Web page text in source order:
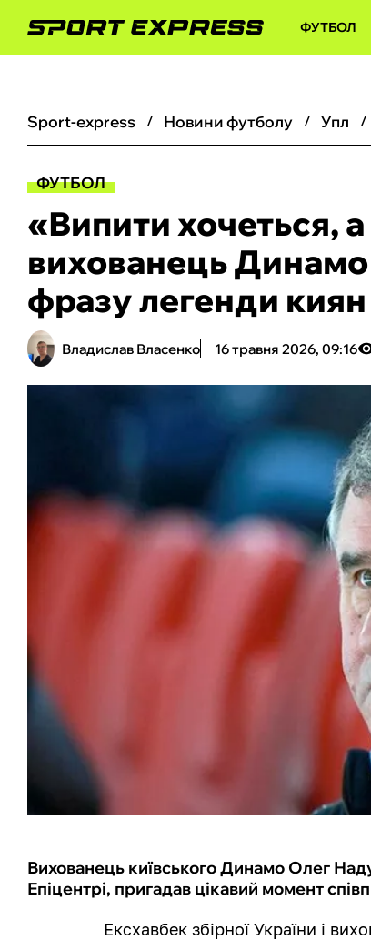
ФУТБОЛ
sport-express новини футболу упл
ФУТБОЛ
«Випити хочеться,
вихованець
фразу легенди киян
Владислав Власенко 16 травня 2026, 09:16
Вихованець київського Динамо Олег
Епіцентрі, пригадав цікавий момент
Ексхавбек збірної України і